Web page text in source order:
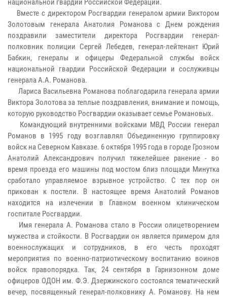
национальной гвардии Российской Федерации.
Вместе с директором Росгвардии генералом армии Виктором
Золотовым генерала Анатолия Романова с Днем рождения
поздравили заместители директора Росгвардии генерал-
полковник полиции Сергей Лебедев, генерал-лейтенант Юрий
Бабкин, генералы и офицеры Федеральной службы войск
национальной гвардии Российской Федерации и сослуживцы
генерала А.А. Романова.
Лариса Васильевна Романова поблагодарила генерала армии
Виктора Золотова за теплые поздравления, внимание и помощь,
которую руководство Росгвардии оказывает семье Романовых.
Командующий внутренними войсками МВД России генерал
Романов в 1995 году возглавлял Объединенную группировку
войск на Северном Кавказе. 6 октября 1995 года в городе Грозном
Анатолий Александрович получил тяжелейшее ранение - во
время проезда его машины под мостом близ площади Минутка
сработало управляемое взрывное устройство. С тех пор он
прикован к постели. В настоящее время Анатолий Романов
находится на излечении в Главном военном клиническом
госпитале Росгвардии.
Имя генерала А. Романова стало в России олицетворением
мужества и стойкости. В Росгвардии он является примером для
военнослужащих и сотрудников, в его честь проходят
мероприятия по военно-патриотическому воспитанию воинов
войск правопорядка. Так, 24 сентября в Гарнизонном доме
офицеров ОДОН им. Ф.Э. Дзержинского состоялся тематический
вечер, посвященный генерал-полковнику А. Романову. На нем